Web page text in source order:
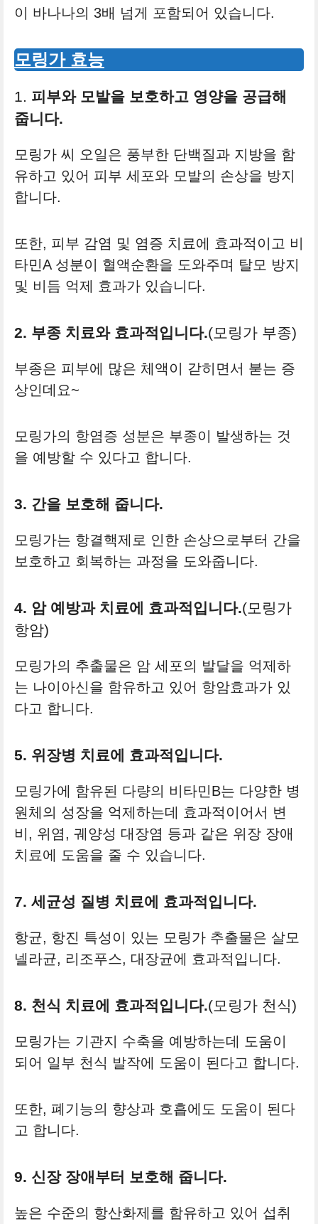
이 바나나의 3배 넘게 포함되어 있습니다.
모링가 효능
1. 피부와 모발을 보호하고 영양을 공급해
줍니다.
모링가 씨 오일은 풍부한 단백질과 지방을 함
유하고 있어 피부 세포와 모발의 손상을 방지
합니다.
또한, 피부 감염 및 염증 치료에 효과적이고 비
타민A 성분이 혈액순환을 도와주며 탈모 방지
및 비듬 억제 효과가 있습니다.
2. 부종 치료와 효과적입니다.(모링가 부종)
부종은 피부에 많은 체액이 갇히면서 붇는 증
상인데요~
모링가의 항염증 성분은 부종이 발생하는 것
을 예방할 수 있다고 합니다.
3. 간을 보호해 줍니다.
모링가는 항결핵제로 인한 손상으로부터 간을
보호하고 회복하는 과정을 도와줍니다.
4. 암 예방과 치료에 효과적입니다.(모링가
항암)
모링가의 추출물은 암 세포의 발달을 억제하
는 나이아신을 함유하고 있어 항암효과가 있
다고 합니다.
5. 위장병 치료에 효과적입니다.
모링가에 함유된 다량의 비타민B는 다양한 병
원체의 성장을 억제하는데 효과적이어서 변
비, 위염, 궤양성 대장염 등과 같은 위장 장애
치료에 도움을 줄 수 있습니다.
7. 세균성 질병 치료에 효과적입니다.
항균, 항진 특성이 있는 모링가 추출물은 살모
넬라균, 리조푸스, 대장균에 효과적입니다.
8. 천식 치료에 효과적입니다.(모링가 천식)
모링가는 기관지 수축을 예방하는데 도움이
되어 일부 천식 발작에 도움이 된다고 합니다.
또한, 폐기능의 향상과 호흡에도 도움이 된다
고 합니다.
9. 신장 장애부터 보호해 줍니다.
높은 수준의 항산화제를 함유하고 있어 섭취